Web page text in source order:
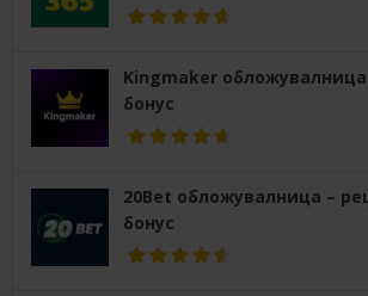
Kingmaker обложувалница
бонус
20Bet обложувалница –
бонус